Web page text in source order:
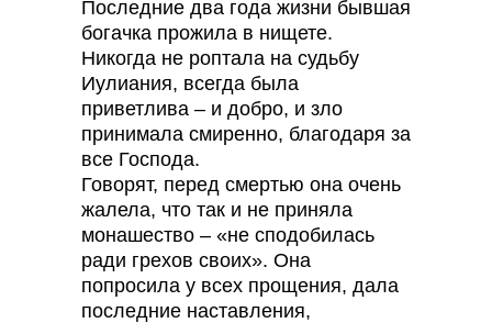
Последние два года жизни бывшая
богачка прожила в нищете.
Никогда не роптала на судьбу
Иулиания, всегда была
приветлива – и добро, и зло
принимала смиренно, благодаря за
все Господа.
Говорят, перед смертью она очень
жалела, что так и не приняла
монашество – «не сподобилась
ради грехов своих». Она
попросила у всех прощения, дала
последние наставления,